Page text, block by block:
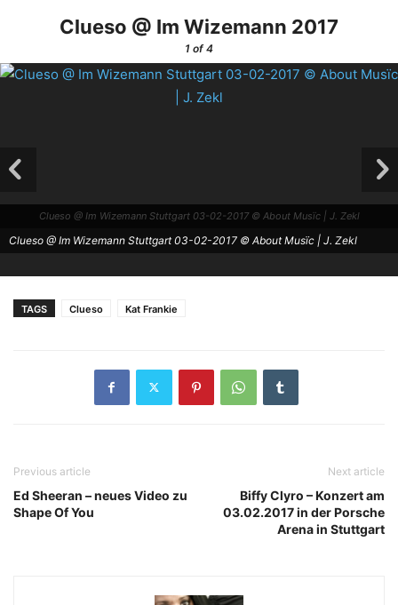
Clueso @ Im Wizemann 2017
1 of 4
Clueso @ Im Wizemann Stuttgart 03-02-2017 © About Musïc | J. Zekl
Clueso @ Im Wizemann Stuttgart 03-02-2017 © About Musïc | J. Zekl
TAGS Clueso Kat Frankie
Previous article
Ed Sheeran – neues Video zu
Shape Of You
Next article
Biffy Clyro – Konzert am
03.02.2017 in der Porsche
Arena in Stuttgart